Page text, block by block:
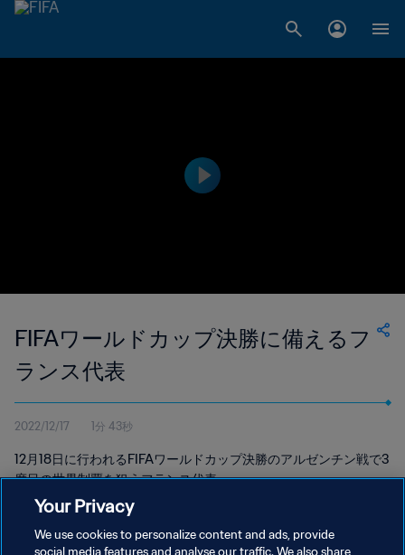
FIFAワールドカップ決勝に備えるフ
ランス代表
2022/12/17 1分 43秒
12月18日に行われるFIFAワールドカップ決勝のアルゼンチン戦で3
度目の世界制覇を狙うフランス代表。
Your Privacy
We use cookies to personalize content and ads, provide
social media features and analyse our traffic. We also share